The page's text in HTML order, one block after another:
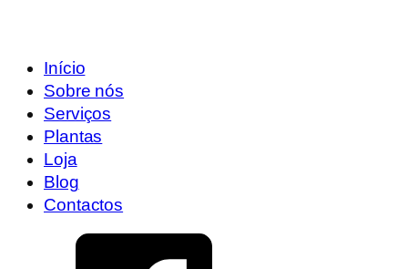
Início
Sobre nós
Serviços
Plantas
Loja
Blog
Contactos